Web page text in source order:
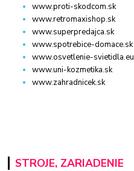
www.proti-skodcom.sk
www.retromaxishop.sk
www.superpredajca.sk
www.spotrebice-domace.sk
www.osvetlenie-svietidla.eu
www.uni-kozmetika.sk
www.zahradnicek.sk
STROJE, ZARIADENIE